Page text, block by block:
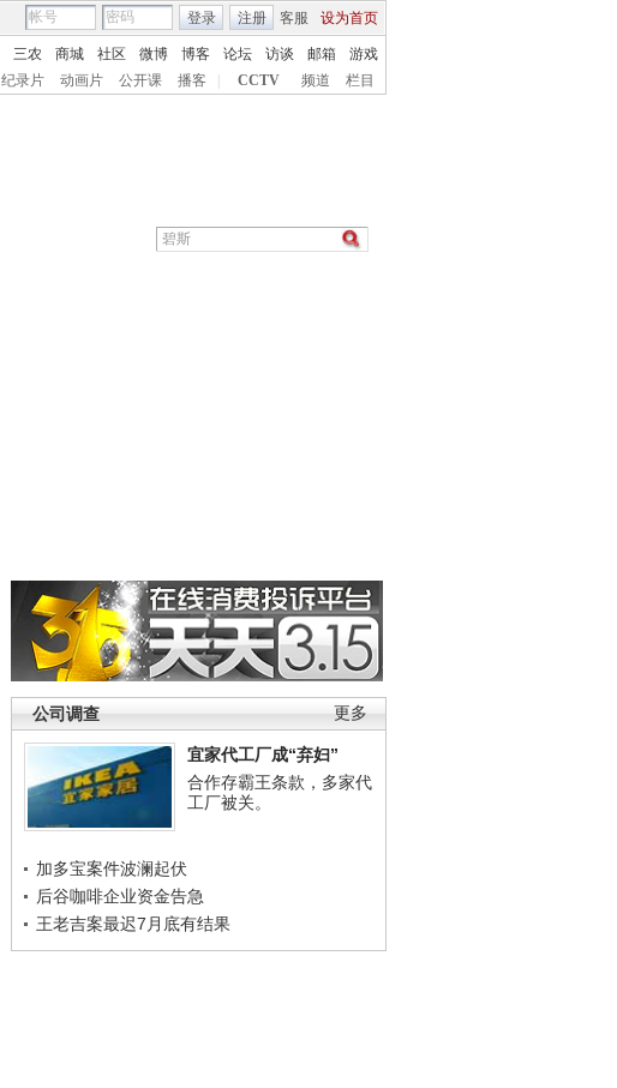
客服 设为首页
登录 注册
三农 商城 社区 微博 博客 论坛 访谈 邮箱
游戏
纪录片 动画片 公开课 播客 CCTV 频道 栏目
更多
公司调查
宜家代工厂成“弃妇”
合作存霸王条款，多家代
工厂被关。
加多宝案件波澜起伏
后谷咖啡企业资金告急
王老吉案最迟7月底有结果